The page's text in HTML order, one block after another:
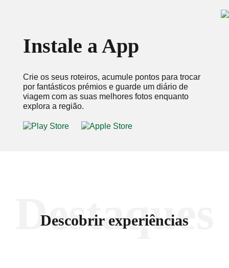
Instale a App
Crie os seus roteiros, acumule pontos para trocar
por fantásticos prémios e guarde um diário de
viagem com as suas melhores fotos enquanto
explora a região.
Descobrir experiências
Destaques